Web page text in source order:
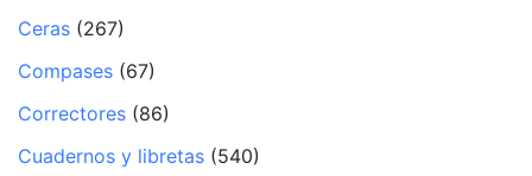
Ceras (267)
Compases (67)
Correctores (86)
Cuadernos y libretas (540)